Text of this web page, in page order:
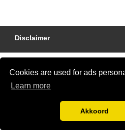
Cookies are used for ads
Learn more
Akkoord
Disclaimer